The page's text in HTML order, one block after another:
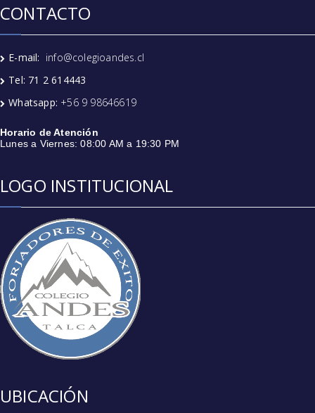
CONTACTO
E-mail: info@colegioandes.cl
Tel: 71 2 614443
Whatsapp: +56 9 98646619
Horario de Atención
Lunes a Viernes: 08:00 AM a 19:30 PM
LOGO INSTITUCIONAL
UBICACIÓN